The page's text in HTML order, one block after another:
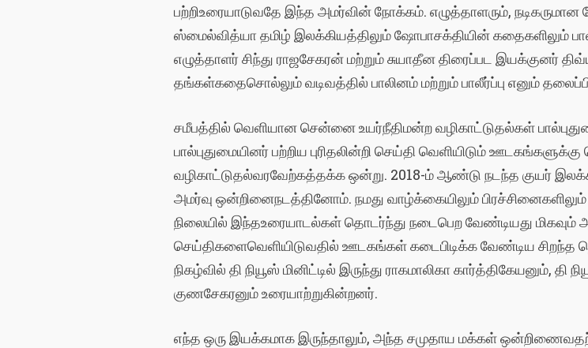
பற்றிஉரையாடுவதே இந்த அமர்வின்நோக்கம்.எழுத்தாளரும்,நடிகருமான
ஸ்மைல்வித்யாதமிழ் இலக்கியத்திலும்ஷோபாசக்தியின்கதைகளிலும்
எழுத்தாளர்சிந்து ராஜசேகரன்மற்றும்சுயாதீனதிரைப்பட இயக்குனர்
தங்கள்கதைசொல்லும்வடிவத்தில் பாலினம்மற்றும்பாலீர்ப்பு எனும்
சமீபத்தில் வெளியானசென்னைஉயர்நீதிமன்றவழிகாட்டுதல்கள்
பால்புதுமையினர்பற்றிய புரிதலின்றி செய்தி வெளியிடும்ஊடகங்களுக்கு
வழிகாட்டுதல்வரவேற்கத்தக்கஒன்று. 2018-ம்ஆண்டு நடந்த குயர்
அமர்வு ஒன்றினைநடத்தினோம்.நமது வாழ்க்கையிலும்பிரச்சினைகளிலும்
நிலையில் இந்தஉரையாடல்கள்தொடர்ந்து நடைபெறவேண்டியது மிகவும்
செய்திகளைவெளியிடுவதில் ஊடகங்கள்கடைபிடிக்கவேண்டிய சிறந்த
நிகழ்வில் தி நியூஸ் மினிட்டில் இருந்து ராகமாலிகா கார்த்திகேயனும்,தி
குணசேகரனும் உரையாற்றுகின்றனர்.
எந்த ஒரு இயக்கமாக இருந்தாலும்,அந்த சமுதாய மக்கள்